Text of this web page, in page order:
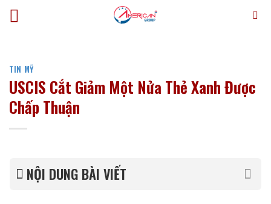
Bỏ
qua
TIN MỸ
USCIS Cắt Giảm Một Nửa Thẻ Xanh Được
Chấp Thuận
NỘI DUNG BÀI VIẾT